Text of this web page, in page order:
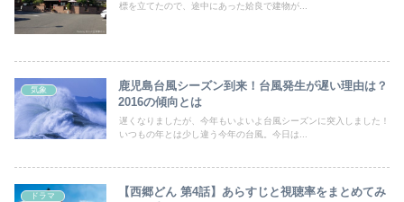
標を立てたので、途中にあった姶良で建物が...
気象
鹿児島台風シーズン到来！台風発生が遅い理由は？
2016の傾向とは
遅くなりましたが、今年もいよいよ台風シーズンに突入しました！
いつもの年とは少し違う今年の台風。今日は...
ドラマ
【西郷どん 第4話】あらすじと視聴率をまとめてみ